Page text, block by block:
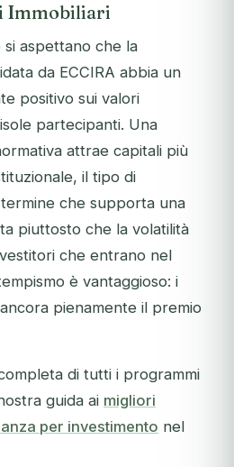
Immobiliari
aspettano che la
da ECCIRA abbia un
positivo sui valori
partecipanti. Una
attrae capitali più
il tipo di
che supporta una
piuttosto che la volatilità
che entrano nel
è vantaggioso: i
pienamente il premio
di tutti i programmi
guida ai migliori
per investimento nel